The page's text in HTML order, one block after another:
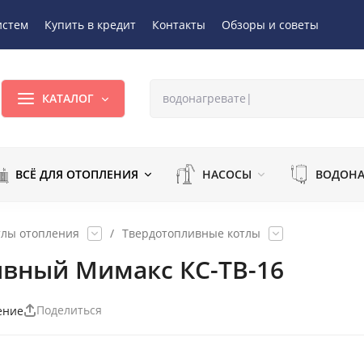
Купить в кредит Контакты Обзоры и советы
КАТАЛОГ
ВСЁ ДЛЯ ОТОПЛЕНИЯ НАСОСЫ
отопления / Твердотопливные котлы
Мимакс КС-ТВ-16
Поделиться